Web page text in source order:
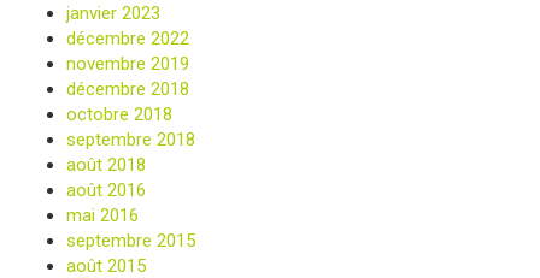
janvier 2023
décembre 2022
novembre 2019
décembre 2018
octobre 2018
septembre 2018
août 2018
août 2016
mai 2016
septembre 2015
août 2015